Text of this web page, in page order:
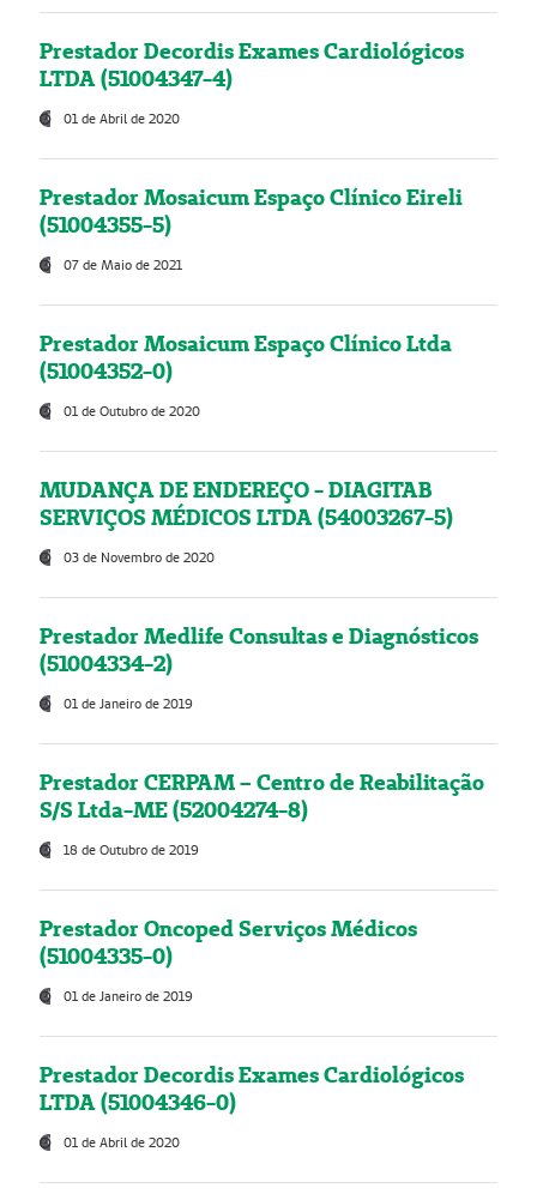
Prestador Decordis Exames Cardiológicos
LTDA (51004347-4)
01 de Abril de 2020
Prestador Mosaicum Espaço Clínico Eireli
(51004355-5)
07 de Maio de 2021
Prestador Mosaicum Espaço Clínico Ltda
(51004352-0)
01 de Outubro de 2020
MUDANÇA DE ENDEREÇO - DIAGITAB
SERVIÇOS MÉDICOS LTDA (54003267-5)
03 de Novembro de 2020
Prestador Medlife Consultas e Diagnósticos
(51004334-2)
01 de Janeiro de 2019
Prestador CERPAM – Centro de Reabilitação
S/S Ltda-ME (52004274-8)
18 de Outubro de 2019
Prestador Oncoped Serviços Médicos
(51004335-0)
01 de Janeiro de 2019
Prestador Decordis Exames Cardiológicos
LTDA (51004346-0)
01 de Abril de 2020